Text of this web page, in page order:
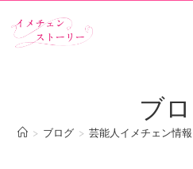
ブ
> ブログ > 芸能人イメチェン情報